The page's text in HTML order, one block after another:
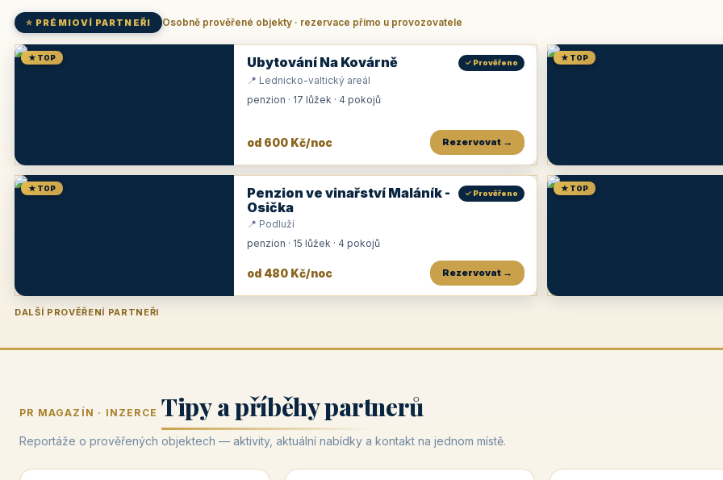
⭐ PRÉMIOVÍ PARTNEŘI Osobně prověřené objekty · rezervace přímo u provozovatele
★ TOP Ubytování Na Kovárně ✓ Prověřeno
📍 Lednicko-valtický areál
penzion · 17 lůžek · 4 pokojů
od 600 Kč/noc Rezervovat →
★ TOP
★ TOP
Penzion ve vinařství Maláník -
Osička
✓ Prověřeno
📍 Podluží
penzion · 15 lůžek · 4 pokojů
od 480 Kč/noc Rezervovat →
★ TOP
DALŠÍ PROVĚŘENÍ PARTNEŘI
Penzion U Zámku Pension Faber
PR MAGAZÍN · INZERCE Tipy a příběhy partnerů
Reportáže o prověřených objektech — aktivity, aktuální nabídky a kontakt na jednom místě.